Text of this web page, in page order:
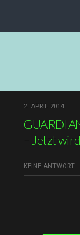
2. APRIL 2014
– Jetzt
KEINE ANTWORT